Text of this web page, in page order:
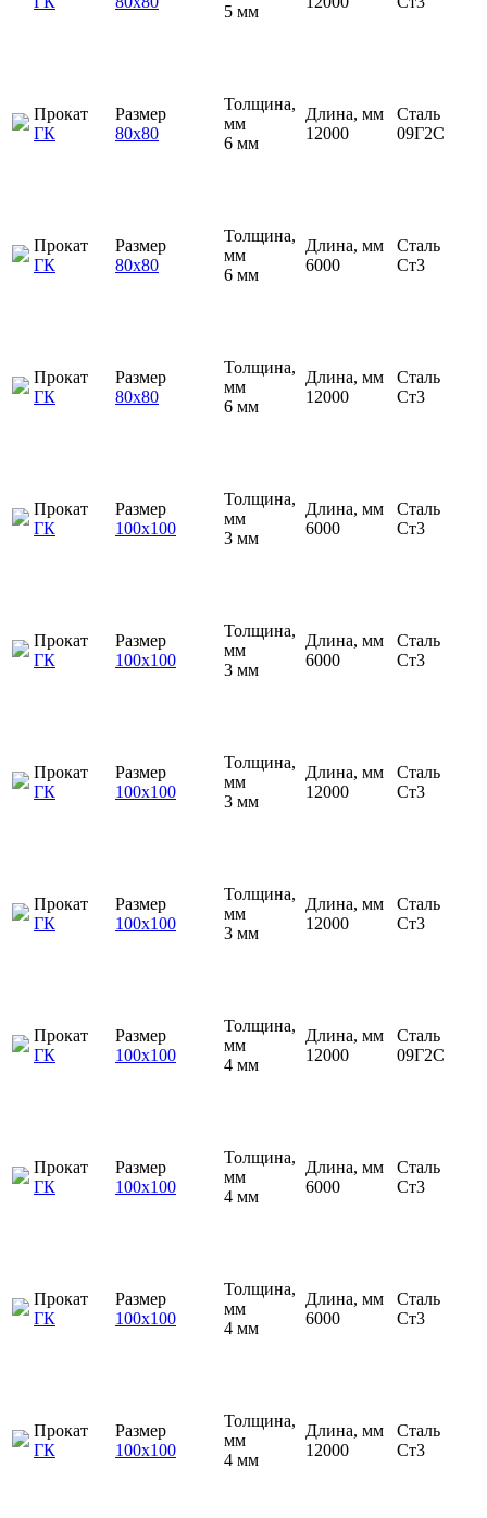
5 мм
Прокат
ГК
Размер
80х80
Толщина,
мм
6 мм
Длина, мм
12000
Сталь
09Г2С
Прокат
ГК
Размер
80х80
Толщина,
мм
6 мм
Длина, мм
6000
Сталь
Ст3
Прокат
ГК
Размер
80х80
Толщина,
мм
6 мм
Длина, мм
12000
Сталь
Ст3
Прокат
ГК
Размер
100х100
Толщина,
мм
3 мм
Длина, мм
6000
Сталь
Ст3
Прокат
ГК
Размер
100х100
Толщина,
мм
3 мм
Длина, мм
6000
Сталь
Ст3
Прокат
ГК
Размер
100х100
Толщина,
мм
3 мм
Длина, мм
12000
Сталь
Ст3
Прокат
ГК
Размер
100х100
Толщина,
мм
3 мм
Длина, мм
12000
Сталь
Ст3
Прокат
ГК
Размер
100х100
Толщина,
мм
4 мм
Длина, мм
12000
Сталь
09Г2С
Прокат
ГК
Размер
100х100
Толщина,
мм
4 мм
Длина, мм
6000
Сталь
Ст3
Прокат
ГК
Размер
100х100
Толщина,
мм
4 мм
Длина, мм
6000
Сталь
Ст3
Прокат
ГК
Размер
100х100
Толщина,
мм
4 мм
Длина, мм
12000
Сталь
Ст3